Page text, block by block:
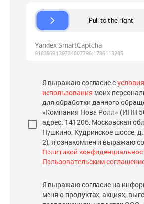
Я выражаю согласие с
использования моих
для обработки данного
«Компания Нова Ролл» (ИНН
адрес: 141206, Московская
Пушкино, Кудринское шоссе,
2), я ознакомлен и выражаю
Политикой
Пользовательским
Я выражаю согласие на
меня о продуктах, акциях,